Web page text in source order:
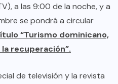
a las 9:00 de la noche, y a
se pondrá a circular
“Turismo dominicano,
recuperación”.
de televisión y la revista